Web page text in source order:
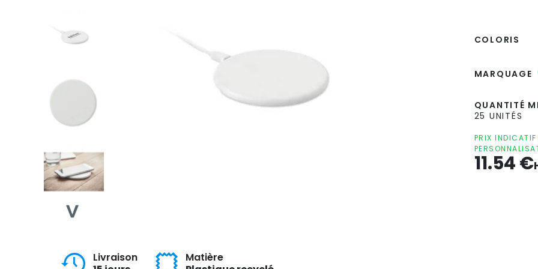
Livraison
Matière
COLORIS
MARQUAGE
QUANTITÉ
25 UNITÉS
PRIX
11.54€